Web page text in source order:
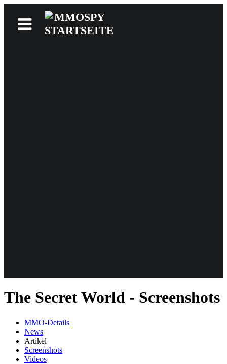
The Secret World - Screenshots
MMO-Details
News
Artikel
Screenshots
Videos